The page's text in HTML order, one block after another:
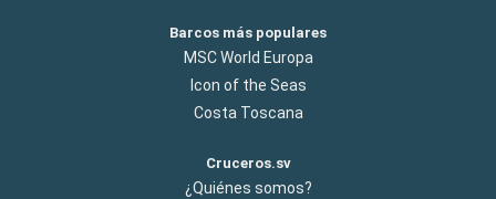
Barcos más populares
MSC World Europa
Icon of the Seas
Costa Toscana
Cruceros.sv
¿Quiénes somos?